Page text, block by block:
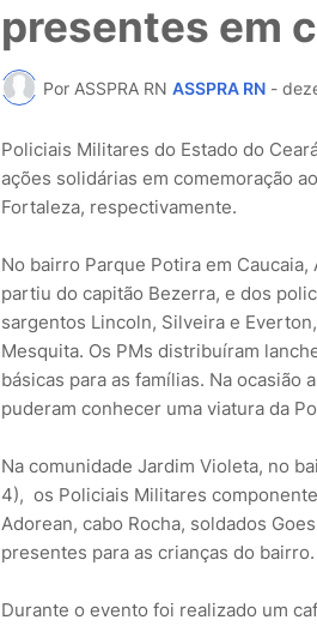
presentes em
Por ASSPRA RN ASSPRA RN -
Policiais Militares do Estado do
ações solidárias em comemoração
Fortaleza, respectivamente.
No bairro Parque Potira em
partiu do capitão Bezerra, e dos
sargentos Lincoln, Silveira e
Mesquita. Os PMs distribuíram
básicas para as famílias. Na ocasião
puderam conhecer uma viatura da
Na comunidade Jardim Violeta, no
4), os Policiais Militares
Adorean, cabo Rocha, soldados
presentes para as crianças do bairro.
Durante o evento foi realizado um